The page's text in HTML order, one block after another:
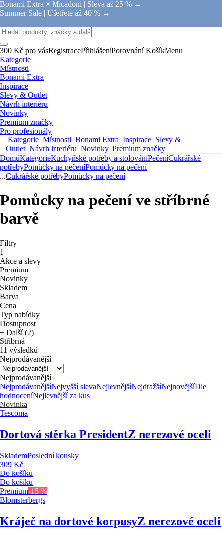
Bonami Extra × Micadoni | Sleva až 25 % →
Summer Sale | Ušetřete až 40 % →
300 Kč pro vásRegistracePřihlášeníPorovnání KošíkMenu
Kategorie
Místnosti
Bonami Extra
Inspirace
Slevy & Outlet
Návrh interiéru
Novinky
Premium značky
Pro profesionály
Kategorie Místnosti Bonami Extra Inspirace Slevy &
Outlet Návrh interiéru Novinky Premium značky
DomůKategorieKuchyňské potřeby a stolováníPečeníCukrářské
potřebyPomůcky na pečeníPomůcky na pečení
...Cukrářské potřebyPomůcky na pečení
Pomůcky na pečení ve stříbrné
barvě
Filtry
1
Akce a slevy
Premium
Novinky
Skladem
Barva
Cena
Typ nabídky
Dostupnost
+ Další (2)
Stříbrná
11 výsledků
Nejprodávanější
Nejprodávanější
NejprodávanějšíNejvyšší slevaNejlevnějšíNejdražšíNejnovějšíDle
hodnoceníNejlevnější za kus
Novinka
Tescoma
Dortová stěrka PresidentZ nerezové oceli
SklademPoslední kousky
309 Kč
Do košíku
Do košíku
Premium-15 %
Blomsterbergs
Kráječ na dortové korpusyZ nerezové oceli